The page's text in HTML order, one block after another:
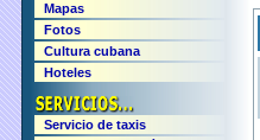
Mapas
Fotos
Cultura cubana
Hoteles
Servicio de taxis